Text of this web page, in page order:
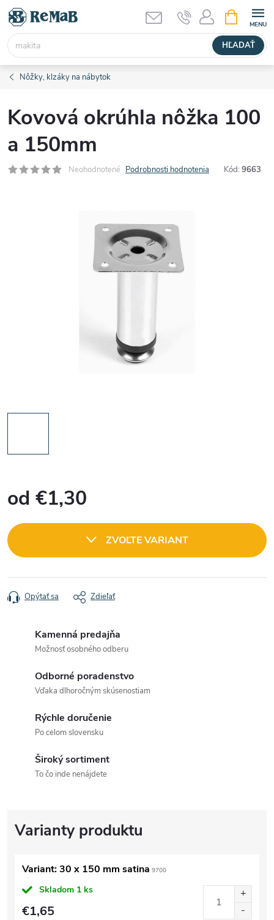
Prejsť
obsah
HĽADAŤ
KOŠÍK
Nôžky, klzáky na nábytok
Kovová okrúhla nôžka 100
a 150mm
Neohodnotené Podrobnosti hodnotenia Kód: 9663
od €1,30
cena:
ZVOĽTE VARIANT
Opýtať sa Zdieľať
Kamenná predajňa
Možnosť osobného odberu
Odborné poradenstvo
Vďaka dlhoročným skúsenostiam
Rýchle doručenie
Po celom slovensku
Široký sortiment
To čo inde nenájdete
Variant: 30 x 150 mm satina 9700
Skladom 1 ks
€1,65